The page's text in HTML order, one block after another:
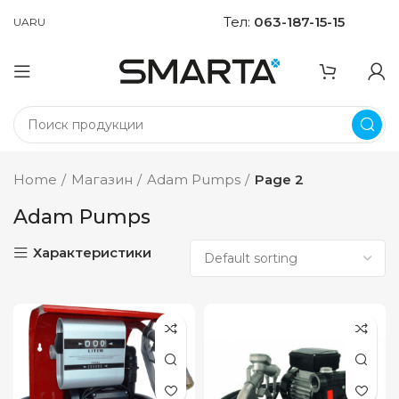
UARU Тел: 063-187-15-15
Home Магазин Adam Pumps Page 2
Adam Pumps
Характеристики